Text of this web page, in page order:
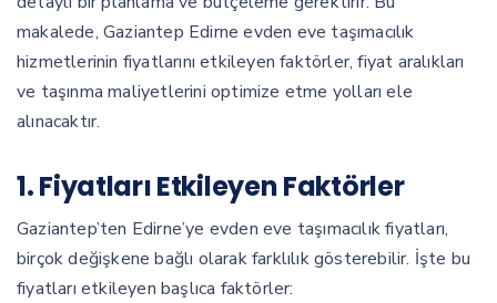
makalede, Gaziantep Edirne evden eve taşımacılık
hizmetlerinin fiyatlarını etkileyen faktörler, fiyat aralıkları
ve taşınma maliyetlerini optimize etme yolları ele
alınacaktır.
1. Fiyatları Etkileyen Faktörler
Gaziantep’ten Edirne’ye evden eve taşımacılık fiyatları,
birçok değişkene bağlı olarak farklılık gösterebilir. İşte bu
fiyatları etkileyen başlıca faktörler: